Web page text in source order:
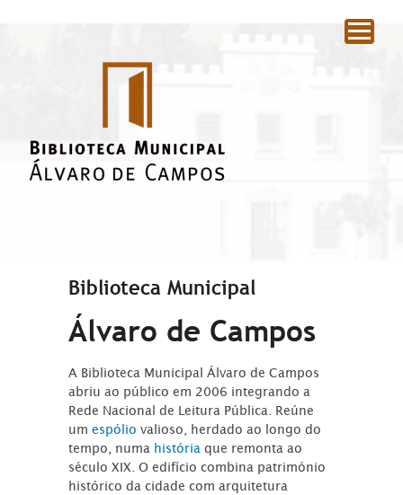
Biblioteca Municipal
Álvaro de Campos
A Biblioteca Municipal Álvaro de Campos
abriu ao público em 2006 integrando a
Rede Nacional de Leitura Pública. Reúne
umespóliovalioso, herdado ao longo do
tempo, numa história que remonta ao
século XIX. O edifício combina património
histórico da cidade com arquitetura